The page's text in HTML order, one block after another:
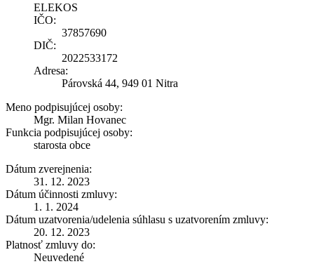
ELEKOS
IČO:
37857690
DIČ:
2022533172
Adresa:
Párovská 44, 949 01 Nitra
Meno podpisujúcej osoby:
Mgr. Milan Hovanec
Funkcia podpisujúcej osoby:
starosta obce
Dátum zverejnenia:
31. 12. 2023
Dátum účinnosti zmluvy:
1. 1. 2024
Dátum uzatvorenia/udelenia súhlasu s uzatvorením zmluvy:
20. 12. 2023
Platnosť zmluvy do:
Neuvedené